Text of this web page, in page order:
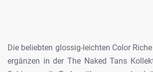
Die beliebten glossig-leichten ColorRiche
ergänzen in derThe Naked Tans